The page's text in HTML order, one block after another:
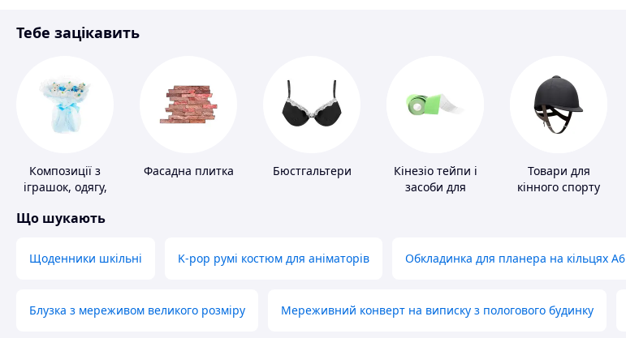
Спорт і відпочинок
Тебе зацікавить
Композиції з
іграшок, одягу,
Фасадна плитка Бюстгальтери
Кінезіо тейпи і
засоби для
Товари для
кінного спорту
Що шукають
Щоденники шкільні K-pop румі костюм для аніматорів Обкладинка для планера на кільцях А6
Блузка з мереживом великого розміру Мереживний конверт на виписку з пологового будинку